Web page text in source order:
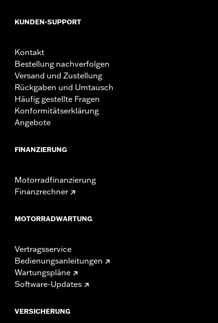
KUNDEN-SUPPORT
Kontakt
Bestellung nachverfolgen
Versand und Zustellung
Rückgaben und Umtausch
Häufig gestellte Fragen
Konformitätserklärung
Angebote
FINANZIERUNG
Motorradfinanzierung
Finanzrechner
MOTORRADWARTUNG
Vertragsservice
Bedienungsanleitungen
Wartungspläne
Software-Updates
VERSICHERUNG